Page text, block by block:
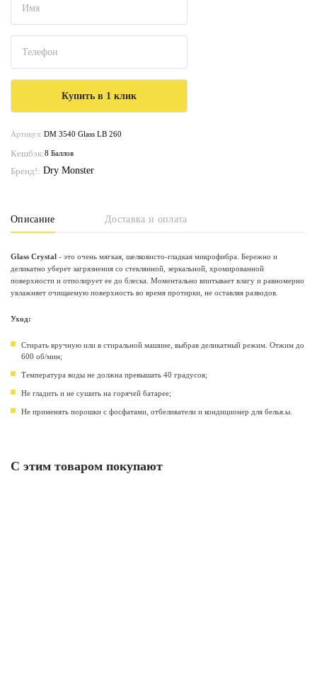
Артикул: DM 3540 Glass LB 260
Кешбэк:8 Баллов
Бренд!: Dry Monster
Описание Доставка и оплата
Glass Crystal - это очень мягкая, шелковисто-гладкая микрофибра. Бережно и
деликатно уберет загрязнения со стеклянной, зеркальной, хромированной
поверхности и отполирует ее до блеска. Моментально впитывает влагу и равномерно
увлажняет очищаемую поверхность во время протирки, не оставляя разводов.
Уход:
Cтирать вручную или в стиральной машине, выбрав деликатный режим. Отжим до
600 об/мин;
Температура воды не должна превышать 40 градусов;
Не гладить и не сушить на горячей батарее;
Не применять порошки с фосфатами, отбеливатели и кондиционер для белья.ы.
С этим товаром покупают